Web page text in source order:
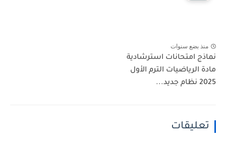
منذ بضع سنوات
نماذج امتحانات استرشادية
مادة الرياضيات الترم الأول
2025 نظام جديد...
تعليقات